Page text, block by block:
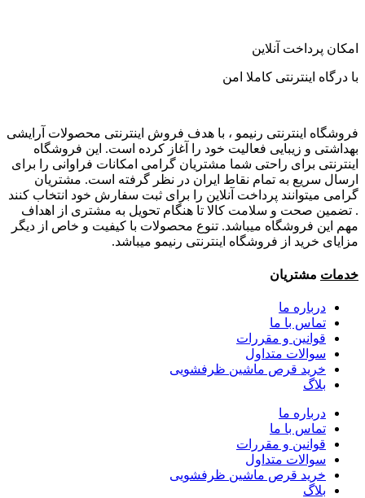
امکان پرداخت آنلاین
با درگاه اینترنتی کاملا امن
فروشگاه اینترنتی رنیمو ، با هدف فروش اینترنتی محصولات آرایشی
بهداشتی و زیبایی فعالیت خود را آغاز کرده است. این فروشگاه
اینترنتی برای راحتی شما مشتریان گرامی امکانات فراوانی را برای
ارسال سریع به تمام نقاط ایران در نظر گرفته است. مشتریان
گرامی میتوانند پرداخت آنلاین را برای ثبت سفارش خود انتخاب کنند
. تضمین صحت و سلامت کالا تا هنگام تحویل به مشتری از اهداف
مهم این فروشگاه میباشد. تنوع محصولات با کیفیت و خاص از دیگر
مزایای خرید از فروشگاه اینترنتی رنیمو میباشد.
خدمات مشتریان
درباره ما
تماس با ما
قوانین و مقررات
سوالات متداول
خرید قرص ماشین ظرفشویی
بلاگ
درباره ما
تماس با ما
قوانین و مقررات
سوالات متداول
خرید قرص ماشین ظرفشویی
بلاگ